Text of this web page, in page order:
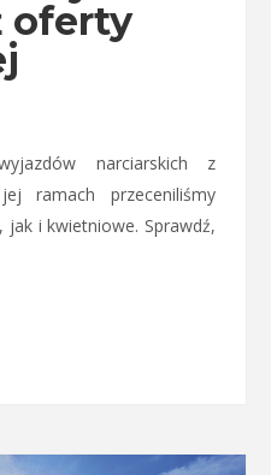
oferty
narciarskich z
ramach przeceniliśmy
i kwietniowe. Sprawdź,